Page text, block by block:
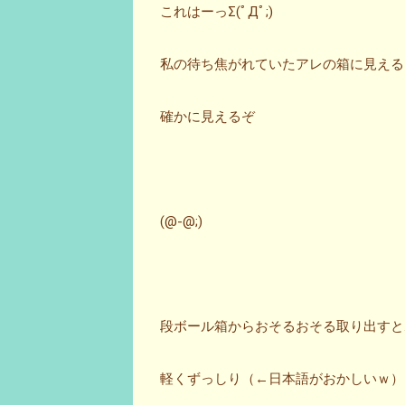
これはーっΣ(ﾟДﾟ;)
私の待ち焦がれていたアレの箱に見え
確かに見えるぞ
(@-@;)
段ボール箱からおそるおそる取り出す
軽くずっしり（←日本語がおかしいｗ）